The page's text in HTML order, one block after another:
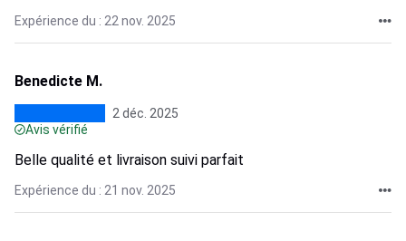
Expérience du : 22 nov. 2025
Benedicte M.
2 déc. 2025
Avis vérifié
Belle qualité et livraison suivi parfait
Expérience du : 21 nov. 2025